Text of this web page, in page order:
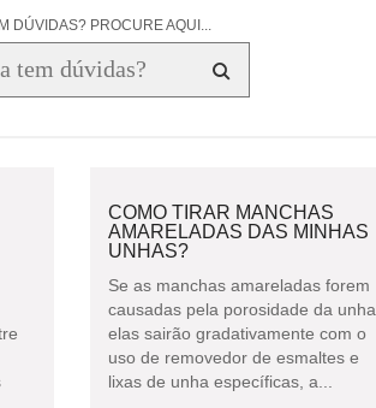
DÚVIDAS? PROCURE AQUI...
COMO TIRAR MANCHAS
AMARELADAS DAS MINHAS
UNHAS?
Se as manchas amareladas forem
causadas pela porosidade da unha,
elas sairão gradativamente com o
uso de removedor de esmaltes e
lixas de unha específicas, a...